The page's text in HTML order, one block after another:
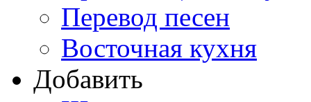
Перевод песен
Восточная кухня
Добавить